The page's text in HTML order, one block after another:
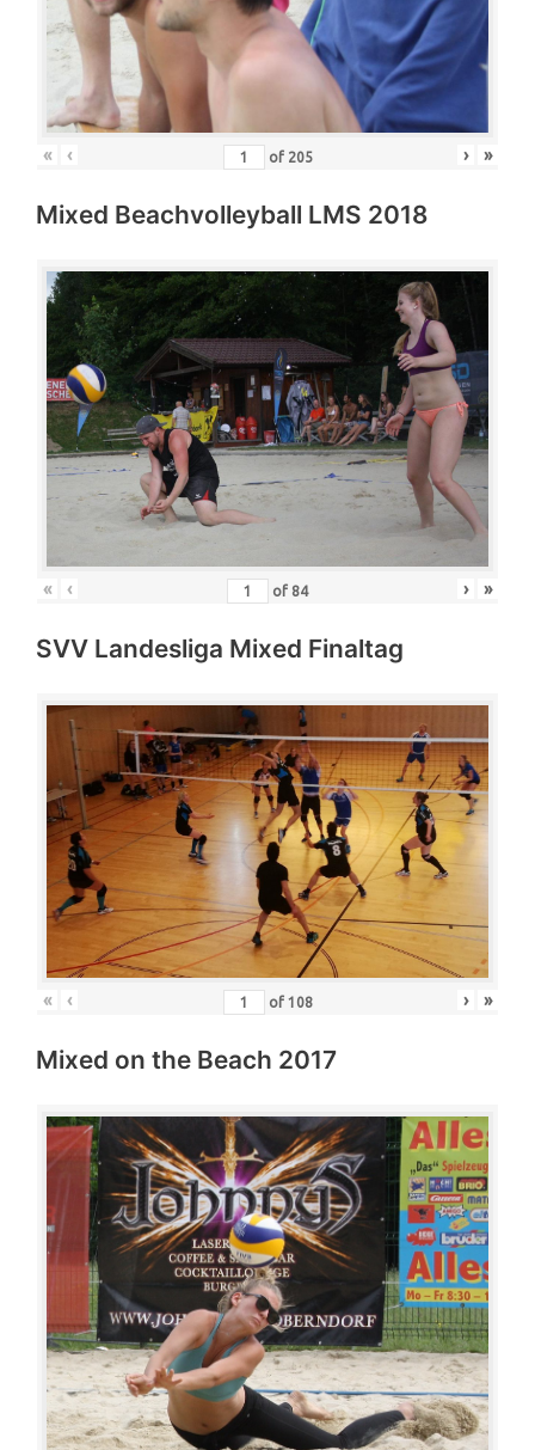
« ‹ of 205 › »
Mixed Beachvolleyball LMS 2018
« ‹ of 84 › »
SVV Landesliga Mixed Finaltag
« ‹ of 108 › »
Mixed on the Beach 2017